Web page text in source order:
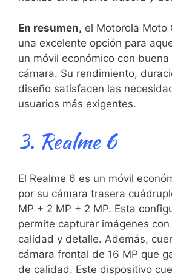
En resumen, el Motorola Moto
una excelente opción para
un móvil económico ⁢con
cámara. Su rendimiento,
‌diseño​ satisfacen las
usuarios⁣ más exigentes.
3. Realme 6
El ⁤Realme 6 es ⁤un ⁤móvil
por su cámara trasera
MP + 2 MP‌ + 2 MP. Esta
permite capturar imágenes
calidad y detalle. Además,
cámara⁣ frontal de 16 MP que
de​ calidad. Este dispositivo⁣